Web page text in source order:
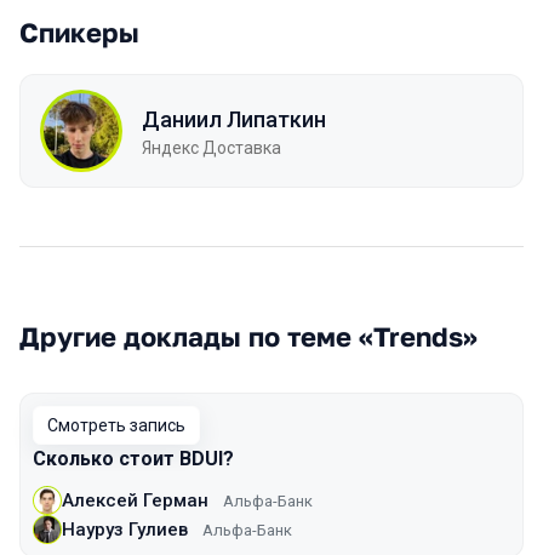
Спикеры
Даниил Липаткин
Яндекс Доставка
Другие доклады по теме «Trends»
Смотреть запись
Сколько стоит BDUI?
Алексей Герман Альфа-Банк
Науруз Гулиев Альфа-Банк